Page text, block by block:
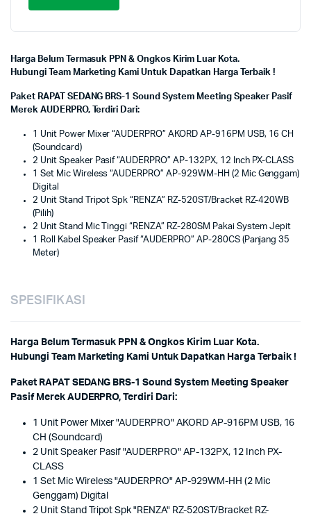
Harga Belum Termasuk PPN & Ongkos Kirim Luar Kota.
Hubungi Team Marketing Kami Untuk Dapatkan Harga Terbaik !
Paket RAPAT SEDANG BRS-1 Sound System Meeting Speaker Pasif
Merek AUDERPRO, Terdiri Dari:
1 Unit Power Mixer “AUDERPRO” AKORD AP-916PM USB, 16 CH
(Soundcard)
2 Unit Speaker Pasif “AUDERPRO” AP-132PX, 12 Inch PX-CLASS
1 Set Mic Wireless “AUDERPRO” AP-929WM-HH (2 Mic Genggam)
Digital
2 Unit Stand Tripot Spk “RENZA” RZ-520ST/Bracket RZ-420WB
(Pilih)
2 Unit Stand Mic Tinggi “RENZA” RZ-280SM Pakai System Jepit
1 Roll Kabel Speaker Pasif “AUDERPRO” AP-280CS (Panjang 35
Meter)
SPESIFIKASI
Harga Belum Termasuk PPN & Ongkos Kirim Luar Kota.
Hubungi Team Marketing Kami Untuk Dapatkan Harga Terbaik !
Paket RAPAT SEDANG BRS-1 Sound System Meeting Speaker
Pasif Merek AUDERPRO, Terdiri Dari:
1 Unit Power Mixer "AUDERPRO" AKORD AP-916PM USB, 16
CH (Soundcard)
2 Unit Speaker Pasif "AUDERPRO" AP-132PX, 12 Inch PX-
CLASS
1 Set Mic Wireless "AUDERPRO" AP-929WM-HH (2 Mic
Genggam) Digital
2 Unit Stand Tripot Spk "RENZA" RZ-520ST/Bracket RZ-